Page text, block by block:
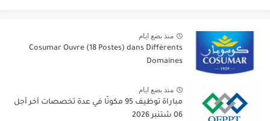
منذ بضع ايام
Cosumar Ouvre (18 Postes) dans Différents
Domaines
منذ بضع ايام
مباراة توظيف 95 مكونًا في عدة تخصصات آخر أجل
06 شتنبر 2026